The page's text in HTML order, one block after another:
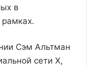
в
Сэм Альтман
сети X,